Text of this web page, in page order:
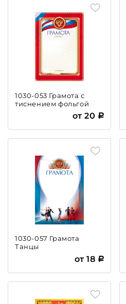
1030-053 Грамота с
тиснением фольгой
от 20
1030-057 Грамота
Танцы
от 18